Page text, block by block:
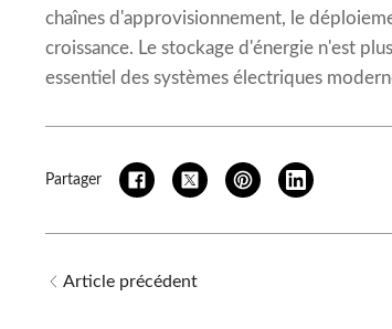
chaînes d'approvisionnement, le
croissance. Le stockage d'énergie n'est
essentiel des systèmes électriques
Partager
Article précédent